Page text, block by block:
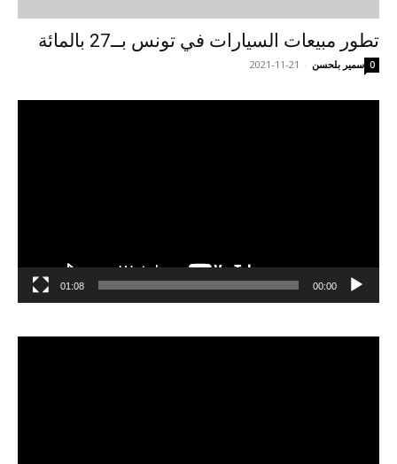
تطور مبيعات السيارات في تونس بــ27 بالمائة
سمير بلحسن -
2021-11-21 0
00:00
01:08